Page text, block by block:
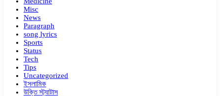
Misc
News
Paragraph
song lyrics
Sports
Status
Tech
Tips
Uncategorized
ইসলামিক
উক্তি স্ট্যাটাস